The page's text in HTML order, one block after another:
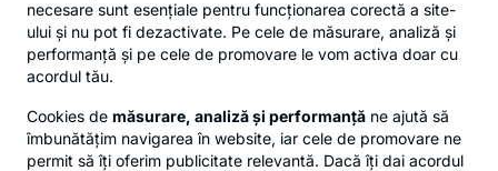
necesare sunt esențiale pentru funcționarea corectă a site-
ului și nu pot fi dezactivate. Pe cele de măsurare, analiză și
performanță și pe cele de promovare le vom activa doar cu
acordul tău.
Cookies de măsurare, analiză și performanță ne ajută să
îmbunătățim navigarea în website, iar cele de promovare ne
permit să îți oferim publicitate relevantă. Dacă îți dai acordul